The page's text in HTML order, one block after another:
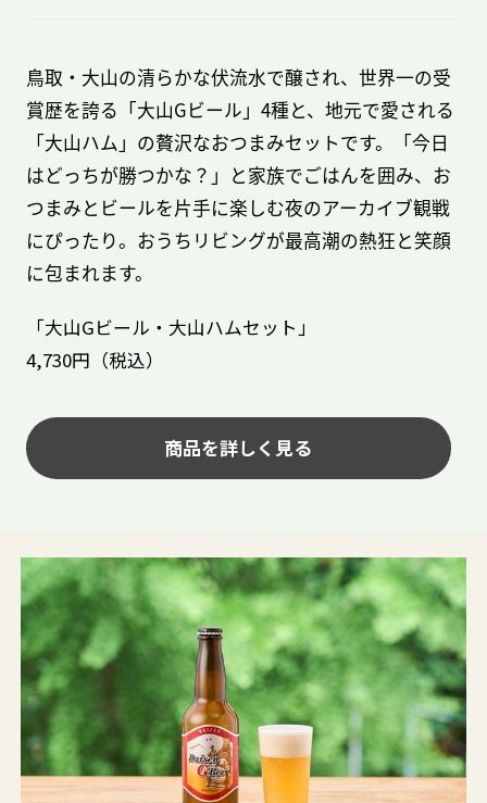
鳥取・大山の清らかな伏流水で醸され、世界一の受
賞歴を誇る「大山Gビール」4種と、地元で愛される
「大山ハム」の贅沢なおつまみセットです。「今日
はどっちが勝つかな？」と家族でごはんを囲み、お
つまみとビールを片手に楽しむ夜のアーカイブ観戦
にぴったり。おうちリビングが最高潮の熱狂と笑顔
に包まれます。
「大山Gビール・大山ハムセット」
4,730円（税込）
商品を詳しく見る